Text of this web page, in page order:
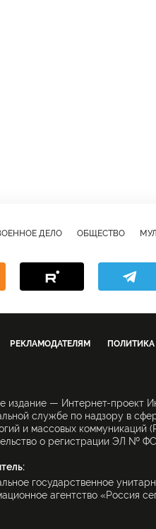
ДЕЛО ОБЩЕСТВО
РЕКЛАМОДАТЕЛЯМ
издание — Интернет-проект
службе по надзору в
и массовых коммуникаций
о регистрации ЭЛ №
государственное
агентство «Россия